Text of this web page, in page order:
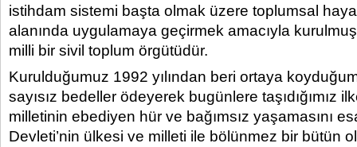
istihdam sistemi başta olmak üzere toplumsal
alanında uygulamaya geçirmek amacıyla
milli bir sivil toplum örgütüdür.
Kurulduğumuz 1992 yılından beri ortaya
sayısız bedeller ödeyerek bugünlere taşıdığımız
milletinin ebediyen hür ve bağımsız yaşamasını
Devleti’nin ülkesi ve milleti ile bölünmez bir bütün